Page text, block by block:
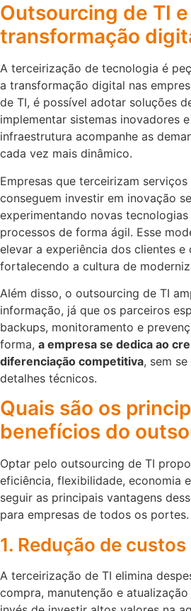
Outsourcing de TI e
transformação
A terceirização de tecnologia é
a transformação digital nas
de TI, é possível adotar soluções
implementar sistemas inovadores
infraestrutura acompanhe as
cada vez mais dinâmico.
Empresas que terceirizam
conseguem investir em inovação
experimentando novas
processos de forma ágil. Esse
elevar a experiência dos clientes e
fortalecendo a cultura de
Além disso, o outsourcing de TI
informação, já que os parceiros
backups, monitoramento e
forma, a empresa se dedica ao
diferenciação competitiva, sem
detalhes técnicos.
Quais são os
benefícios do
Optar pelo outsourcing de TI
eficiência, flexibilidade, economia
seguir as principais vantagens
para empresas de todos os portes.
1. Redução de
A terceirização de TI elimina
compra, manutenção e